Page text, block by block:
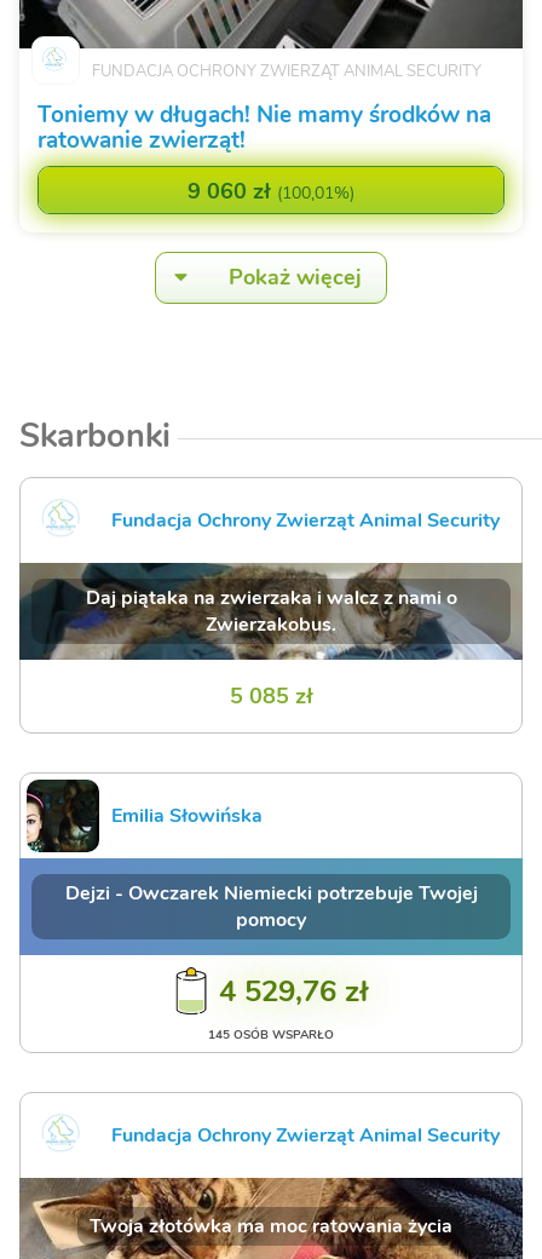
FUNDACJA OCHRONY ZWIERZĄT ANIMAL SECURITY
Toniemy w długach! Nie mamy środków na
ratowanie zwierząt!
9 060 zł (100,01%)
Pokaż więcej
Skarbonki
Fundacja Ochrony Zwierząt Animal Security
Daj piątaka na zwierzaka i walcz z nami o
Zwierzakobus.
5 085 zł
Emilia Słowińska
Dejzi - Owczarek Niemiecki potrzebuje Twojej
pomocy
4 529,76 zł
145 OSÓB WSPARŁO
Fundacja Ochrony Zwierząt Animal Security
Twoja złotówka ma moc ratowania życia